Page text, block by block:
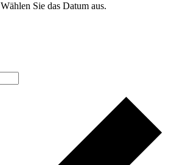
Wählen Sie das Datum aus.